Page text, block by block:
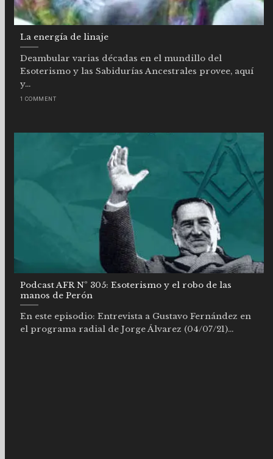
La energía de linaje
Deambular varias décadas en el mundillo del
Esoterismo y las Sabidurías Ancestrales provee, aquí
y...
1 COMMENT
Podcast AFR Nº 305: Esoterismo y el robo de las
manos de Perón
En este episodio: Entrevista a Gustavo Fernández en
el programa radial de Jorge Álvarez (04/07/21)...